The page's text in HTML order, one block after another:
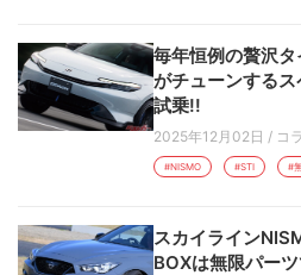
毎年恒例の贅沢
がチューンする
試乗!!
2025年12月02日 / コ
#NISMO #STI #
スカイライン
BOXは無限パー